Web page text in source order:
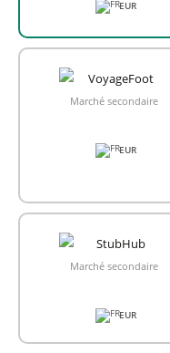
EUR
Marché secondaire
EUR
Marché secondaire
EUR